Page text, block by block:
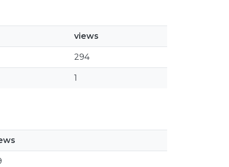
views
294
1